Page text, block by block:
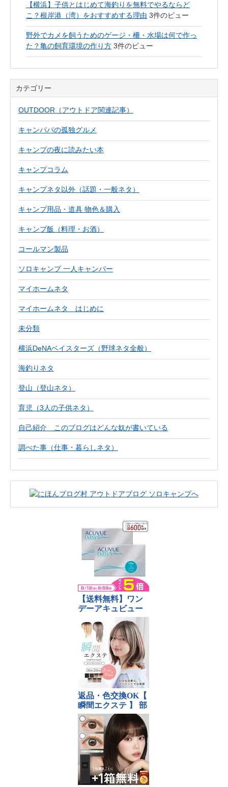
【横浜】子供とはじめて海釣りを無料でやるならど
こ？根岸港（湾）をおすすめする理由 3件のビュー
野外でカメを飼うためのゲージ・柵・水場は何で作っ
た？亀の飼育環境の作り方 3件のビュー
カテゴリー
OUTDOOR（アウトドア関連記事）
キャンパパの孤独グルメ
キャンプの夜に読みたい本
キャンプコラム
キャンプネタ以外（話題・一般ネタ）
キャンプ用品・道具 物色＆購入
キャンプ飯（料理・お酒）
コールマン製品
ソロキャンプ 一人キャンパー
マイホームネタ
マイホームネタ はじめに
未分類
横浜DeNAベイスターズ（野球ネタ全般）
海釣りネタ
登山（登山ネタ）
育児（3人の子供ネタ）
自己紹介 このブログはどんな奴が書いている
調べた事（仕事・暮らしネタ）